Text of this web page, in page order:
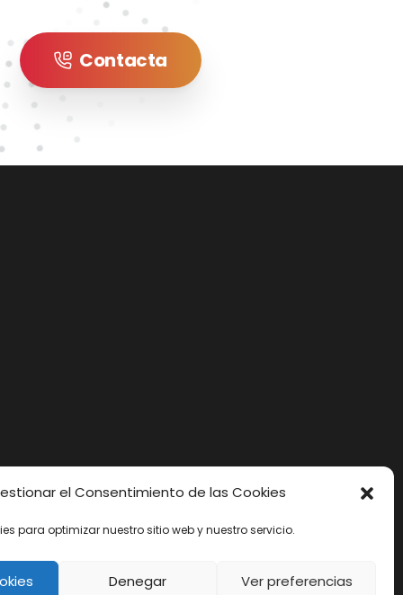
el Consentimiento de las Cookies
para optimizar nuestro sitio web y nuestro servicio.
Denegar Ver preferencias
Contacta
DA EL SALTO